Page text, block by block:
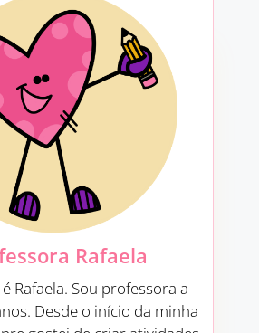
Rafaela
Rafaela. Sou professora a
Desde o início da minha